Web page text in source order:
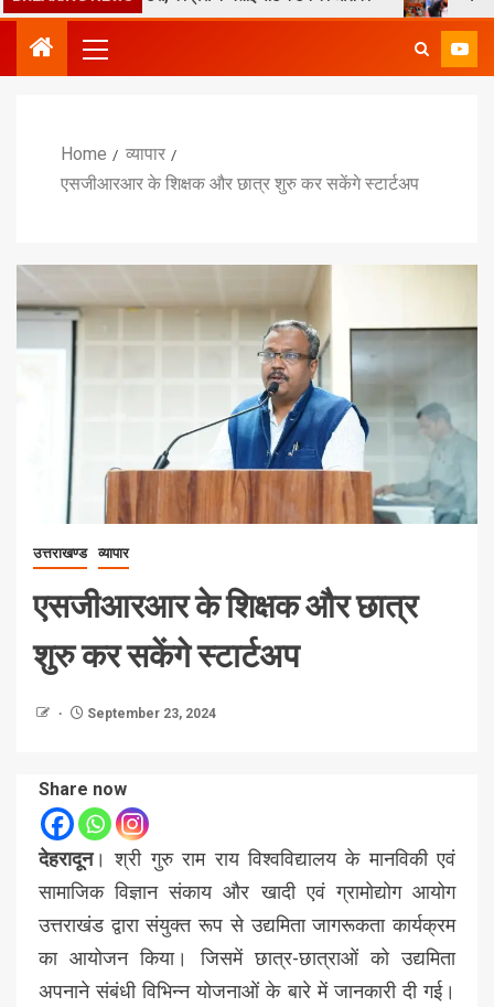
Home
व्यापार
एसजीआरआर के शिक्षक और छात्र शुरु कर सकेंगे स्टार्टअप
उत्तराखण्ड व्यापार
एसजीआरआर के शिक्षक और छात्र
शुरु कर सकेंगे स्टार्टअप
September 23, 2024
Share now
देहरादून। श्री गुरु राम राय विश्वविद्यालय के मानविकी एवं
सामाजिक विज्ञान संकाय और खादी एवं ग्रामोद्योग आयोग
उत्तराखंड द्वारा संयुक्त रूप से उद्यमिता जागरूकता कार्यक्रम
का आयोजन किया। जिसमें छात्र-छात्राओं को उद्यमिता
अपनाने संबंधी विभिन्न योजनाओं के बारे में जानकारी दी गई।